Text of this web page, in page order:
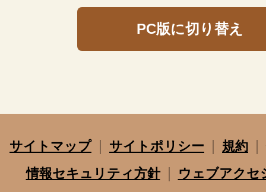
PC版に切り替え
サイトマップ サイトポリシー
規約
情報セキュリティ方針
ウェブアクセ